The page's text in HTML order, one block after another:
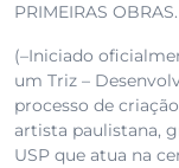
PRIMEIRAS OBRAS.
(–Iniciado
um Triz –
processo de
artista paulistana,
USP que atua na